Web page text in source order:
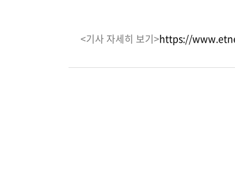
<기사 자세히 보기>https://